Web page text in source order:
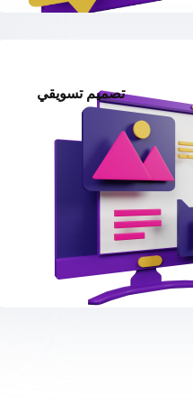
تصميم تسويقي